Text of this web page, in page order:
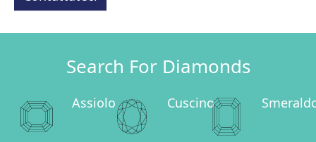
Search For Diamonds
Assiolo Cuscino